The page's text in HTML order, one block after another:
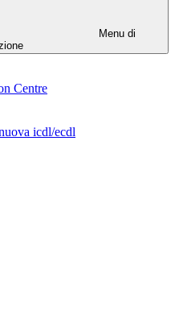
Menu di
Centre
icdl/ecdl